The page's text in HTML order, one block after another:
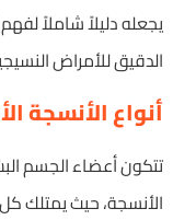
يجعله دليلاً شاملاً
الدقيق للأمراض
أنواع الأنسجة
تتكون أعضاء الجسم
الأنسجة، حيث يمتلك